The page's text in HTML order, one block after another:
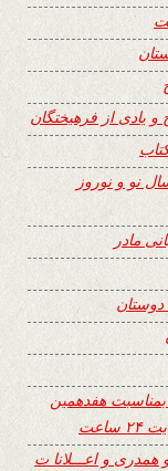
و یادی از فرهیختگان
نو و نوروز
مادر
بمناسبت هفدهمین
همدری و اعـــلانا ت